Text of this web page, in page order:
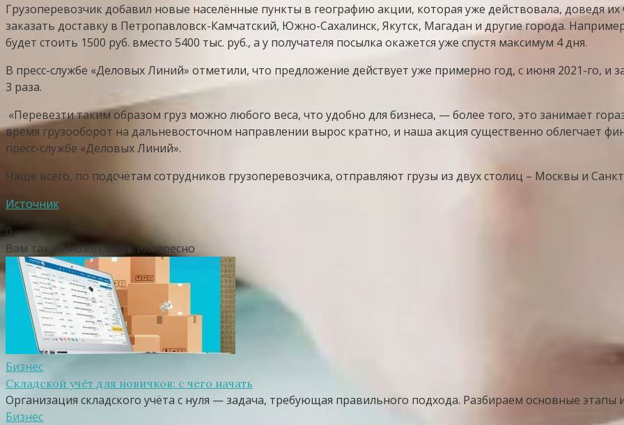
​Грузоперевозчик добавил новые населённые пункты в географию акции, которая уже действовала, доведя
заказать доставку в Петропавловск-Камчатский, Южно-Сахалинск, Якутск, Магадан и другие города.
будет стоить 1500 руб. вместо 5400 тыс. руб., а у получателя посылка окажется уже спустя максимум 4 дня.
​В пресс-службе «Деловых Линий» отметили, что предложение действует уже примерно год, с июня 2021-го, и
3 раза.
«Перевезти таким образом груз можно любого веса, что удобно для бизнеса, — более того, это занимает
время грузооборот на дальневосточном направлении вырос кратно, и наша акция существенно облегчает
пресс-службе «Деловых Линий».
​Чаще всего, по подсчётам сотрудников грузоперевозчика, отправляют грузы из двух столиц – Москвы и
Источник
0
Вам также может быть интересно
Бизнес
Складской учёт для новичков: с чего начать
Организация складского учёта с нуля — задача, требующая правильного подхода. Разбираем основные этапы
Бизнес